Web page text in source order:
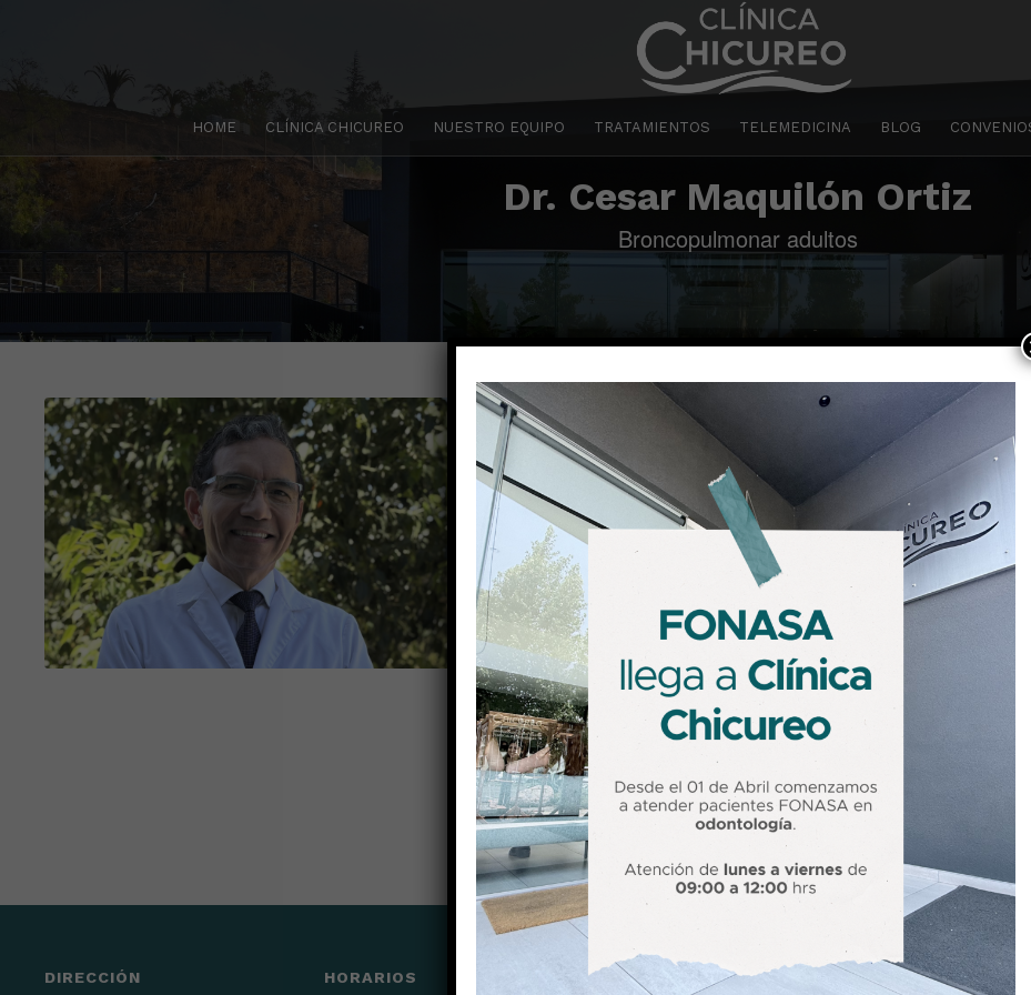
HOME CLÍNICA CHICUREO NUESTRO EQUIPO TRATAMIENTOS TELEMEDICINA BLOG
Dr. Cesar Maquilón Ortiz
Broncopulmonar adultos
Dr. Cesar Maquilón Ortiz
Especialidad:
Atención:
Areas de Interés:
Formación:
–
Docencia:
Sociedades Cientificas y Organizaciones: –
Idiomas que habla:
Registro superintendencia de salud
DIRECCIÓN HORARIOS CONTACTO